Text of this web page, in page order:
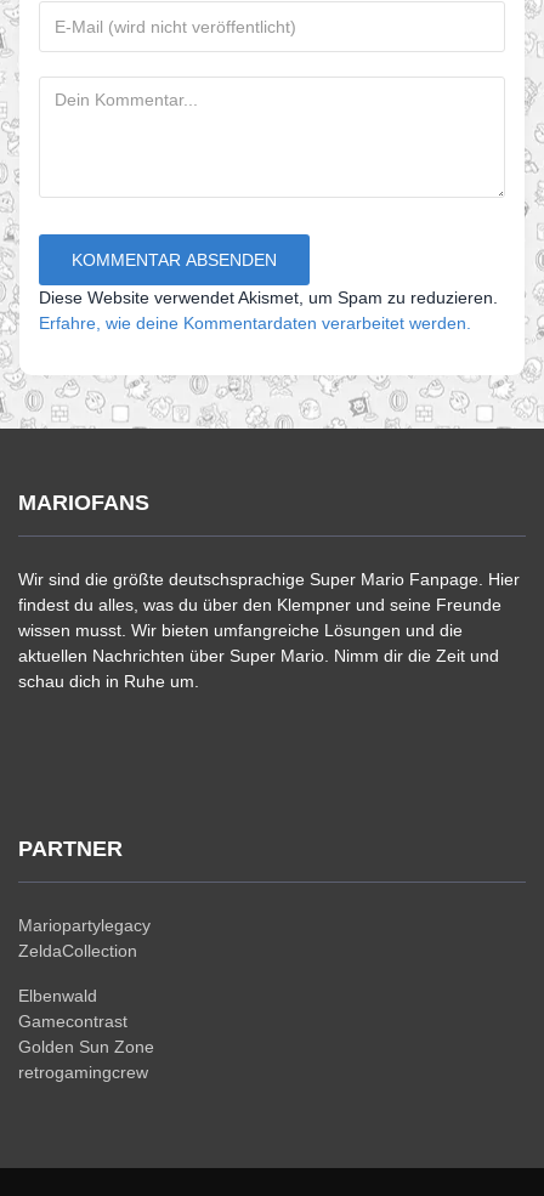
Diese Website verwendet Akismet, um Spam zu reduzieren.
Erfahre, wie deine Kommentardaten verarbeitet werden.
MARIOFANS
Wir sind die größte deutschsprachige Super Mario Fanpage. Hier
findest du alles, was du über den Klempner und seine Freunde
wissen musst. Wir bieten umfangreiche Lösungen und die
aktuellen Nachrichten über Super Mario. Nimm dir die Zeit und
schau dich in Ruhe um.
PARTNER
Mariopartylegacy
ZeldaCollection
Elbenwald
Gamecontrast
Golden Sun Zone
retrogamingcrew